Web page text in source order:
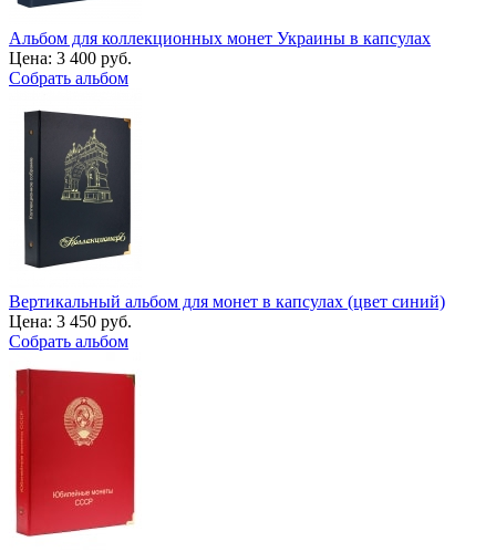
Альбом для коллекционных монет Украины в капсулах
Цена: 3 400 руб.
Собрать альбом
Вертикальный альбом для монет в капсулах (цвет синий)
Цена: 3 450 руб.
Собрать альбом